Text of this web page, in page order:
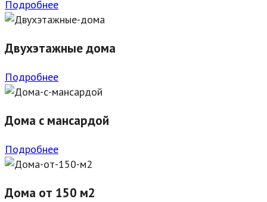
Подробнее
Двухэтажные дома
Подробнее
Дома с мансардой
Подробнее
Дома от 150 м2